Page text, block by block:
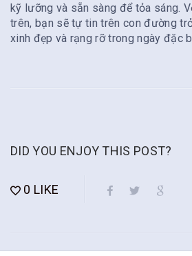
kỹ lưỡng và sẵn sàng để tỏa sáng.
trên, bạn sẽ tự tin trên con đường
xinh đẹp và rạng rỡ trong ngày đặc
DID YOU ENJOY THIS POST?
0 LIKE